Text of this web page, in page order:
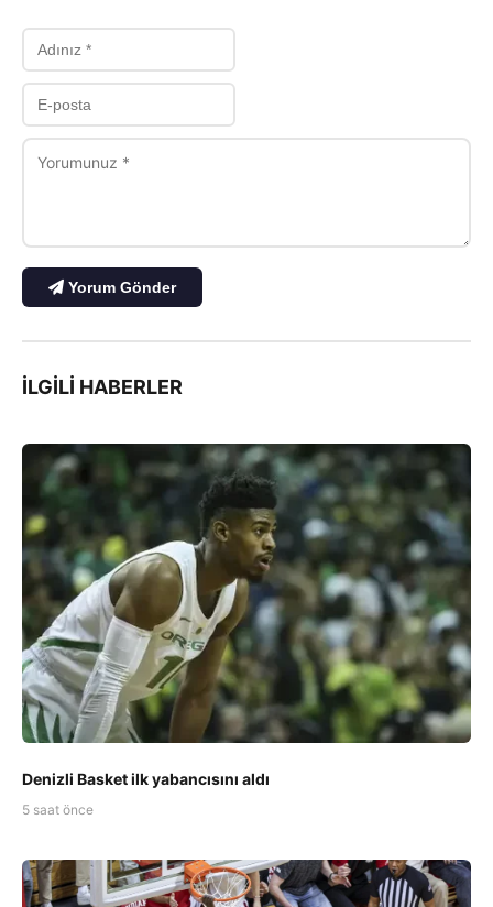
Yorum Gönder
İLGILI HABERLER
Denizli Basket ilk yabancısını aldı
5 saat önce